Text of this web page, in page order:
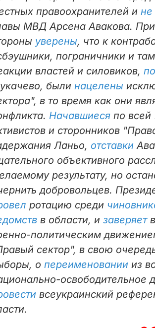
правоохранителей и не
МВД Арсена Авакова. При
уверены, что к
пограничники и
властей и силовиков,
были нацелены
в то время как они
Начавшиеся по всей
и сторонников
Ланьо, отставки
объективного
результату, но
добровольцев.
ротацию среди
в области, и заверяетв
политическим
сектор", в свою
о переименовании из
освободительное
всеукраинский